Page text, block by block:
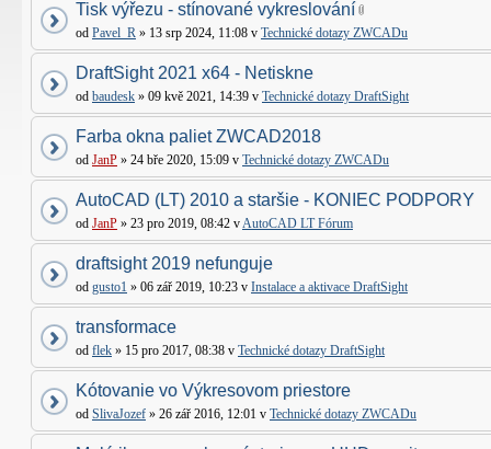
Tisk výřezu - stínované vykreslování
od Pavel_R » 13 srp 2024, 11:08 v Technické dotazy ZWCADu
DraftSight 2021 x64 - Netiskne
od baudesk » 09 kvě 2021, 14:39 v Technické dotazy DraftSight
Farba okna paliet ZWCAD2018
od JanP » 24 bře 2020, 15:09 v Technické dotazy ZWCADu
AutoCAD (LT) 2010 a staršie - KONIEC PODPORY
od JanP » 23 pro 2019, 08:42 vAutoCAD LT Fórum
draftsight 2019 nefunguje
od gusto1 » 06 zář 2019, 10:23 v Instalace a aktivace DraftSight
transformace
od flek » 15 pro 2017, 08:38 v Technické dotazy DraftSight
Kótovanie vo Výkresovom priestore
od SlivaJozef » 26 zář 2016, 12:01 v Technické dotazy ZWCADu